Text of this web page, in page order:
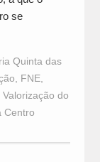
se
Quinta das
, FNE,
do
Centro